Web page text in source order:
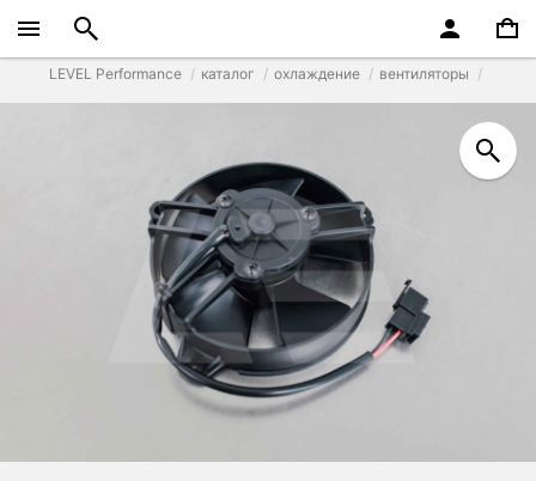
LEVEL Performance каталог охлаждение вентиляторы